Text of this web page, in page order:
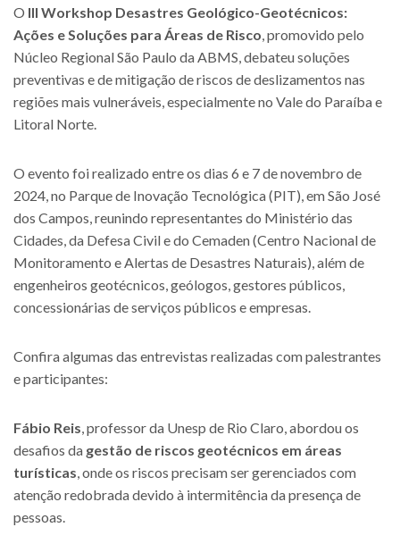
O III Workshop Desastres Geológico-Geotécnicos:
Ações e Soluções para Áreas de Risco, promovido pelo
Núcleo Regional São Paulo da ABMS, debateu soluções
preventivas e de mitigação de riscos de deslizamentos nas
regiões mais vulneráveis, especialmente no Vale do Paraíba e
Litoral Norte.
O evento foi realizado entre os dias 6 e 7 de novembro de
2024, no Parque de Inovação Tecnológica (PIT), em São José
dos Campos, reunindo representantes do Ministério das
Cidades, da Defesa Civil e do Cemaden (Centro Nacional de
Monitoramento e Alertas de Desastres Naturais), além de
engenheiros geotécnicos, geólogos, gestores públicos,
concessionárias de serviços públicos e empresas.
Confira algumas das entrevistas realizadas com palestrantes
e participantes:
Fábio Reis, professor da Unesp de Rio Claro, abordou os
desafios da gestão de riscos geotécnicos em áreas
turísticas, onde os riscos precisam ser gerenciados com
atenção redobrada devido à intermitência da presença de
pessoas.